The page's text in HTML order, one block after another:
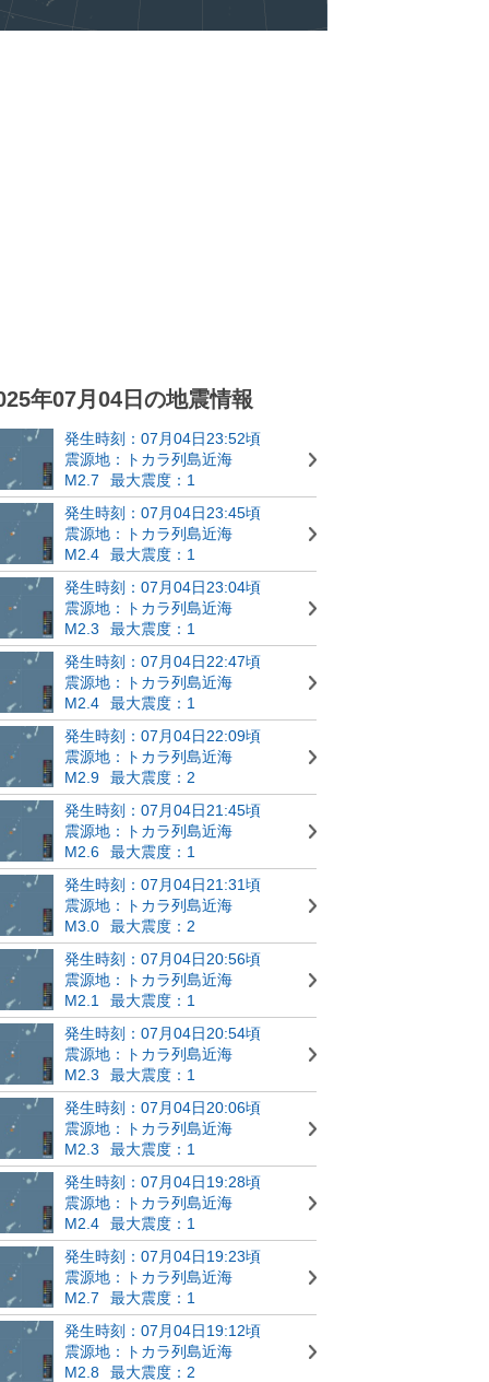
年07月04日の地震情報
発生時刻：07月04日23:52頃
震源地：トカラ列島近海
M2.7
最大震度：1
発生時刻：07月04日23:45頃
震源地：トカラ列島近海
M2.4
最大震度：1
発生時刻：07月04日23:04頃
震源地：トカラ列島近海
M2.3
最大震度：1
発生時刻：07月04日22:47頃
震源地：トカラ列島近海
M2.4
最大震度：1
発生時刻：07月04日22:09頃
震源地：トカラ列島近海
M2.9
最大震度：2
発生時刻：07月04日21:45頃
震源地：トカラ列島近海
M2.6
最大震度：1
発生時刻：07月04日21:31頃
震源地：トカラ列島近海
M3.0
最大震度：2
発生時刻：07月04日20:56頃
震源地：トカラ列島近海
M2.1
最大震度：1
発生時刻：07月04日20:54頃
震源地：トカラ列島近海
M2.3
最大震度：1
発生時刻：07月04日20:06頃
震源地：トカラ列島近海
M2.3
最大震度：1
発生時刻：07月04日19:28頃
震源地：トカラ列島近海
M2.4
最大震度：1
発生時刻：07月04日19:23頃
震源地：トカラ列島近海
M2.7
最大震度：1
発生時刻：07月04日19:12頃
震源地：トカラ列島近海
M2.8
最大震度：2